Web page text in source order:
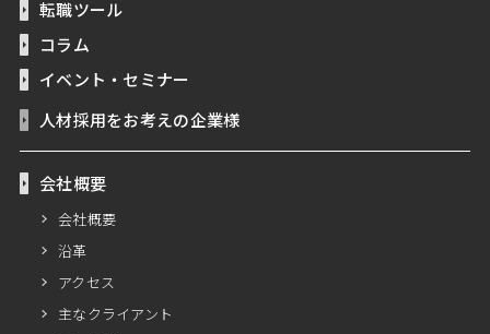
転職ツール
コラム
イベント・セミナー
人材採用をお考えの企業様
会社概要
会社概要
沿革
アクセス
主なクライアント